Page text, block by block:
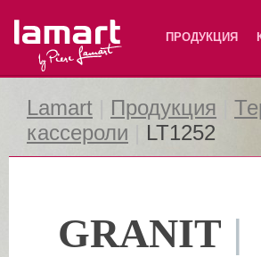
Lamart ПРОДУКЦИЯ
Lamart Продукция
кассероли
LT1252
GRANIT |